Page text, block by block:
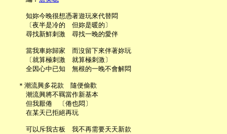
     知妳今晚很想憑著遊玩來代替悶
     〔夜半是冷的　但妳是暖的〕
     尋找新鮮刺激　尋找一晚的愛伴
     當我車妳歸家　而沒留下來伴著妳玩
     〔就算極刺激　就算極刺激〕
     全因心中已知　無根的一晚不會解悶
   ＊潮流興多花款　隨便偷歡
     潮流興將不羈當作新基本
     但我厭倦　〔倦也悶〕
     在某天已拒絕再玩
     可以斥我古板　我不再需要天天新款